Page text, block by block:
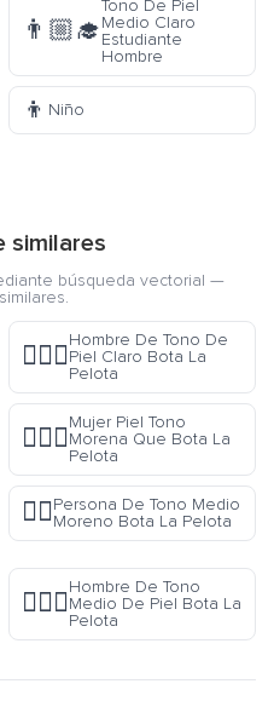
👨🏼‍🎓
Tono De Piel
Medio Claro
Estudiante
Hombre
👦 Niño
similares
búsqueda vectorial —
⛹🏻‍♂️
Hombre De Tono De
Piel Claro Bota La
Pelota
⛹🏿‍♀️
Mujer Piel Tono
Morena Que Bota La
Pelota
⛹🏾Persona De Tono Medio
Moreno Bota La Pelota
⛹🏽‍♂️
Hombre De Tono
Medio De Piel Bota La
Pelota